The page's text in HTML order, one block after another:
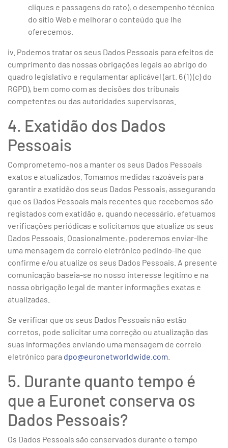
cliques e passagens do rato), o desempenho técnico
do sítio Web e melhorar o conteúdo que lhe
oferecemos.
iv. Podemos tratar os seus Dados Pessoais para efeitos de
cumprimento das nossas obrigações legais ao abrigo do
quadro legislativo e regulamentar aplicável (art. 6 (1) (c) do
RGPD), bem como com as decisões dos tribunais
competentes ou das autoridades supervisoras.
4. Exatidão dos Dados
Pessoais
Comprometemo-nos a manter os seus Dados Pessoais
exatos e atualizados. Tomamos medidas razoáveis para
garantir a exatidão dos seus Dados Pessoais, assegurando
que os Dados Pessoais mais recentes que recebemos são
registados com exatidão e, quando necessário, efetuamos
verificações periódicas e solicitamos que atualize os seus
Dados Pessoais. Ocasionalmente, poderemos enviar-lhe
uma mensagem de correio eletrónico pedindo-lhe que
confirme e/ou atualize os seus Dados Pessoais. A presente
comunicação baseia-se no nosso interesse legítimo e na
nossa obrigação legal de manter informações exatas e
atualizadas.
Se verificar que os seus Dados Pessoais não estão
corretos, pode solicitar uma correção ou atualização das
suas informações enviando uma mensagem de correio
eletrónico para dpo@euronetworldwide.com
5. Durante quanto tempo é
que a Euronet conserva os
Dados Pessoais?
Os Dados Pessoais são conservados durante o tempo